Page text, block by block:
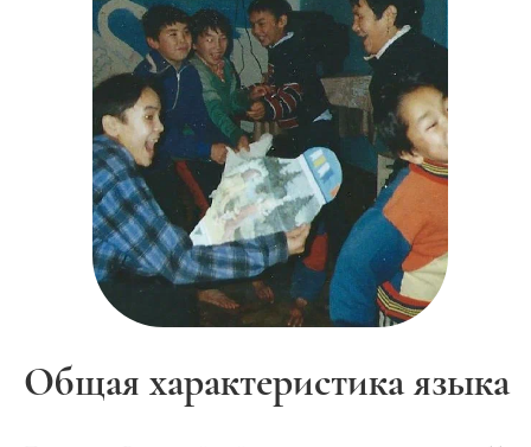
Общая характеристика языка